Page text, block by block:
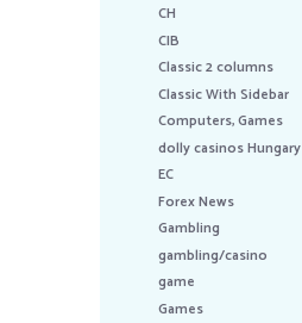
CH
CIB
Classic 2 columns
Classic With Sidebar
Computers, Games
dolly casinos Hungary
EC
Forex News
Gambling
gambling/casino
game
Games